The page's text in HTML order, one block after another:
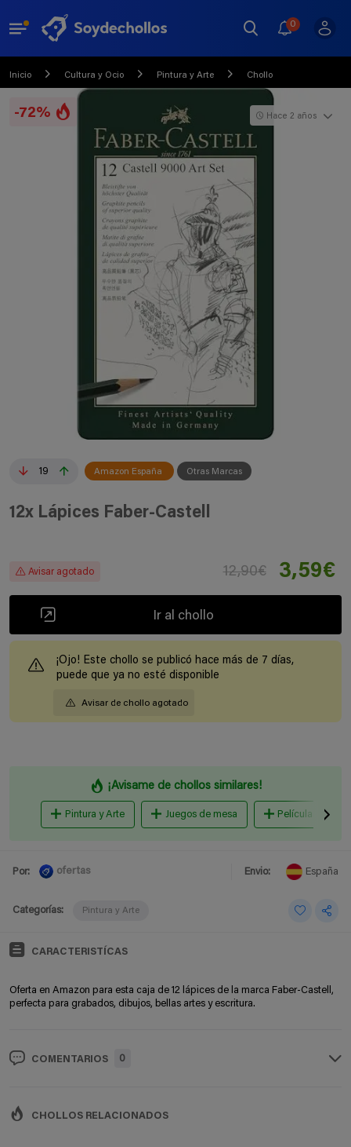
0
Inicio Cultura y Ocio Pintura y Arte Chollo
-72%
19 Amazon España Otras Marcas
Hace 2 años
12x Lápices Faber-Castell
Avisar agotado 12,90€ 3,59€
Ir al chollo
¡Ojo! Este chollo se publicó hace más de 7 días,
puede que ya no esté disponible
Avisar de chollo agotado
¡Avisame de chollos similares!
Pintura y Arte Juegos de mesa Películas y
Por: ofertas Envio: España
Categorías: Pintura y Arte
CARACTERISTÍCAS
Oferta en Amazon para esta caja de 12 lápices de la marca Faber-Castell,
perfecta para grabados, dibujos, bellas artes y escritura.
COMENTARIOS 0
CHOLLOS RELACIONADOS